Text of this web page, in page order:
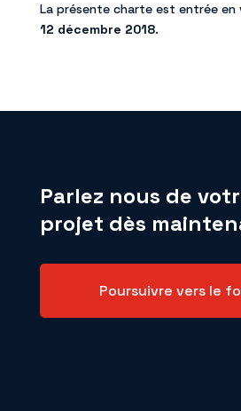
La présente charte est entrée en
12 décembre 2018.
Parlez nous de
projet dès
Poursuivre vers le